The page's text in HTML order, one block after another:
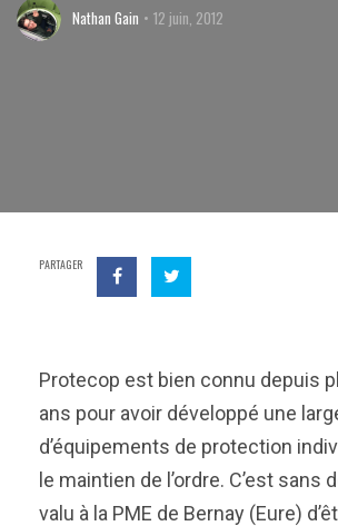
Nathan Gain 12 juin, 2012
PARTAGER
Protecop est bien connu depuis
ans pour avoir développé une
d’équipements de protection
le maintien de l’ordre. C’est sans
valu à la PME de Bernay (Eure)